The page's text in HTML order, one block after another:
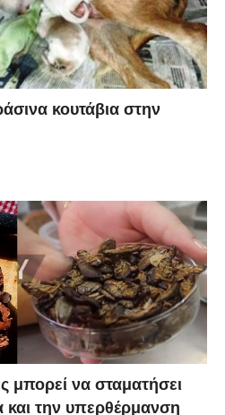
κουτάβια στην
μπορεί να σταματήσει
και την υπερθέρμανση